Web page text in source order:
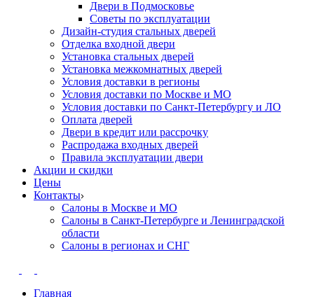
Двери в Подмосковье
Cоветы по эксплуатации
Дизайн-студия стальных дверей
Отделка входной двери
Установка стальных дверей
Установка межкомнатных дверей
Условия доставки в регионы
Условия доставки по Москве и МО
Условия доставки по Санкт-Петербургу и ЛО
Оплата дверей
Двери в кредит или рассрочку
Распродажа входных дверей
Правила эксплуатации двери
Акции и скидки
Цены
Контакты
Салоны в Москве и МО
Салоны в Санкт-Петербурге и Ленинградской
области
Салоны в регионах и СНГ
Главная